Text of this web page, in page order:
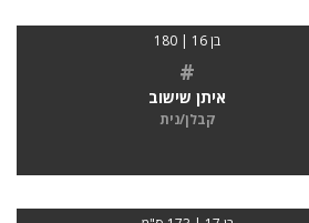
בן 16 | 180
#
איתן שישוב
קבלן/נית